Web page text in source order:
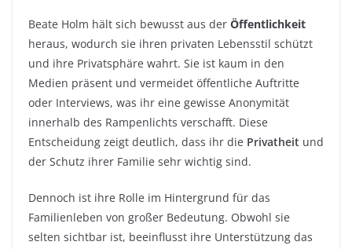
Beate Holm hält sich bewusst aus der Öffentlichkeit
heraus, wodurch sie ihren privaten Lebensstil schützt
und ihre Privatsphäre wahrt. Sie ist kaum in den
Medien präsent und vermeidet öffentliche Auftritte
oder Interviews, was ihr eine gewisse Anonymität
innerhalb des Rampenlichts verschafft. Diese
Entscheidung zeigt deutlich, dass ihr die Privatheit und
der Schutz ihrer Familie sehr wichtig sind.
Dennoch ist ihre Rolle im Hintergrund für das
Familienleben von großer Bedeutung. Obwohl sie
selten sichtbar ist, beeinflusst ihre Unterstützung das